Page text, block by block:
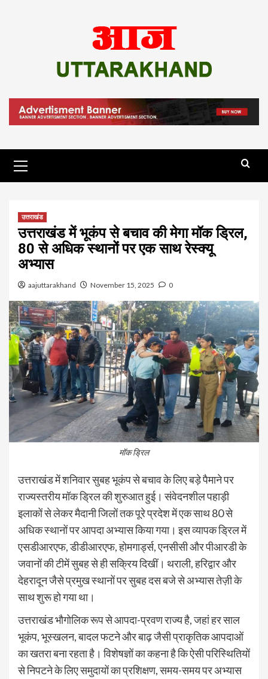
Menu
उत्तराखंड
उत्तराखंड में भूकंप से बचाव की मेगा मॉक ड्रिल,
80 से अधिक स्थानों पर एक साथ रेस्क्यू
अभ्यास
aajuttarakhand November 15, 2025 0
मॉक ड्रिल
उत्तराखंड में शनिवार सुबह भूकंप से बचाव के लिए बड़े पैमाने पर
राज्यस्तरीय मॉक ड्रिल की शुरुआत हुई। संवेदनशील पहाड़ी
इलाकों से लेकर मैदानी जिलों तक पूरे प्रदेश में एक साथ 80 से
अधिक स्थानों पर आपदा अभ्यास किया गया। इस व्यापक ड्रिल में
एसडीआरएफ, डीडीआरएफ, होमगार्ड्स, एनसीसी और पीआरडी के
जवानों की टीमें सुबह से ही सक्रिय दिखीं। थराली, हरिद्वार और
देहरादून जैसे प्रमुख स्थानों पर सुबह दस बजे से अभ्यास तेज़ी के
साथ शुरू हो गया था।
उत्तराखंड भौगोलिक रूप से आपदा-प्रवण राज्य है, जहां हर साल
भूकंप, भूस्खलन, बादल फटने और बाढ़ जैसी प्राकृतिक आपदाओं
का खतरा बना रहता है। विशेषज्ञों का कहना है कि ऐसी परिस्थितियों
से निपटने के लिए समुदायों का प्रशिक्षण, समय-समय पर अभ्यास